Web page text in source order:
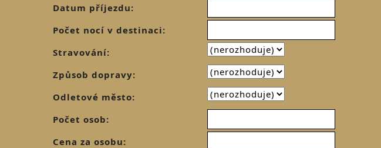
Datum příjezdu:
Počet nocí v destinaci:
Stravování:
Způsob dopravy:
Odletové město:
Počet osob:
Cena za osobu: